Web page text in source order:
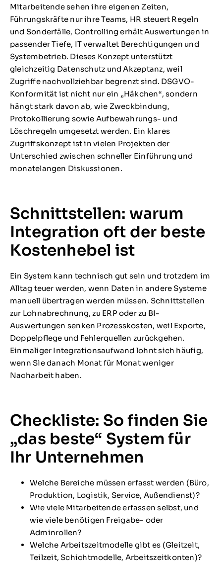
Mitarbeitende sehen ihre eigenen Zeiten,
Führungskräfte nur ihre Teams, HR steuert Regeln
und Sonderfälle, Controlling erhält Auswertungen in
passender Tiefe, IT verwaltet Berechtigungen und
Systembetrieb. Dieses Konzept unterstützt
gleichzeitig Datenschutz und Akzeptanz, weil
Zugriffe nachvollziehbar begrenzt sind. DSGVO-
Konformität ist nicht nur ein „Häkchen“, sondern
hängt stark davon ab, wie Zweckbindung,
Protokollierung sowie Aufbewahrungs- und
Löschregeln umgesetzt werden. Ein klares
Zugriffskonzept ist in vielen Projekten der
Unterschied zwischen schneller Einführung und
monatelangen Diskussionen.
Schnittstellen: warum
Integration oft der beste
Kostenhebel ist
Ein System kann technisch gut sein und trotzdem im
Alltag teuer werden, wenn Daten in andere Systeme
manuell übertragen werden müssen. Schnittstellen
zur Lohnabrechnung, zu ERP oder zu BI-
Auswertungen senken Prozesskosten, weil Exporte,
Doppelpflege und Fehlerquellen zurückgehen.
Einmaliger Integrationsaufwand lohnt sich häufig,
wenn Sie danach Monat für Monat weniger
Nacharbeit haben.
Checkliste: So finden Sie
„das beste“ System für
Ihr Unternehmen
Welche Bereiche müssen erfasst werden (Büro,
Produktion, Logistik, Service, Außendienst)?
Wie viele Mitarbeitende erfassen selbst, und
wie viele benötigen Freigabe- oder
Adminrollen?
Welche Arbeitszeitmodelle gibt es (Gleitzeit,
Teilzeit, Schichtmodelle, Arbeitszeitkonten)?